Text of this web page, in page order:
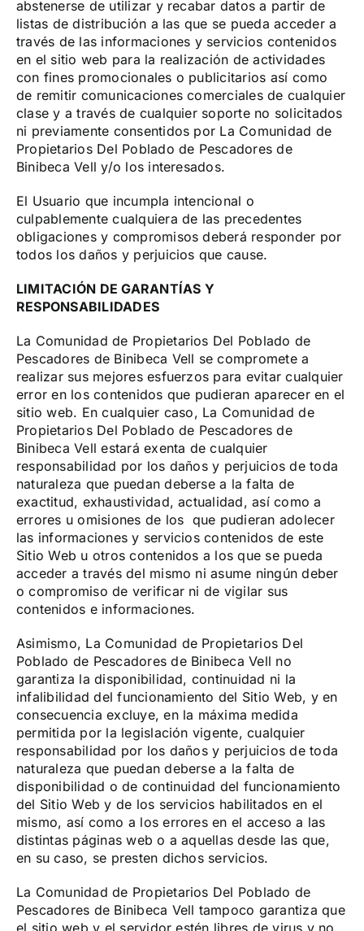
abstenerse de utilizar y recabar datos a partir de
listas de distribución a las que se pueda acceder a
través de las informaciones y servicios contenidos
en el sitio web para la realización de actividades
con fines promocionales o publicitarios así como
de remitir comunicaciones comerciales de cualquier
clase y a través de cualquier soporte no solicitados
ni previamente consentidos por La Comunidad de
Propietarios Del Poblado de Pescadores de
Binibeca Vell y/o los interesados.
El Usuario que incumpla intencional o
culpablemente cualquiera de las precedentes
obligaciones y compromisos deberá responder por
todos los daños y perjuicios que cause.
LIMITACIÓN DE GARANTÍAS Y
RESPONSABILIDADES
La Comunidad de Propietarios Del Poblado de
Pescadores de Binibeca Vell se compromete a
realizar sus mejores esfuerzos para evitar cualquier
error en los contenidos que pudieran aparecer en el
sitio web. En cualquier caso, La Comunidad de
Propietarios Del Poblado de Pescadores de
Binibeca Vell estará exenta de cualquier
responsabilidad por los daños y perjuicios de toda
naturaleza que puedan deberse a la falta de
exactitud, exhaustividad, actualidad, así como a
errores u omisiones de los que pudieran adolecer
las informaciones y servicios contenidos de este
Sitio Web u otros contenidos a los que se pueda
acceder a través del mismo ni asume ningún deber
o compromiso de verificar ni de vigilar sus
contenidos e informaciones.
Asimismo, La Comunidad de Propietarios Del
Poblado de Pescadores de Binibeca Vell no
garantiza la disponibilidad, continuidad ni la
infalibilidad del funcionamiento del Sitio Web, y en
consecuencia excluye, en la máxima medida
permitida por la legislación vigente, cualquier
responsabilidad por los daños y perjuicios de toda
naturaleza que puedan deberse a la falta de
disponibilidad o de continuidad del funcionamiento
del Sitio Web y de los servicios habilitados en el
mismo, así como a los errores en el acceso a las
distintas páginas web o a aquellas desde las que,
en su caso, se presten dichos servicios.
La Comunidad de Propietarios Del Poblado de
Pescadores de Binibeca Vell tampoco garantiza que
el sitio web y el servidor estén libres de virus y no